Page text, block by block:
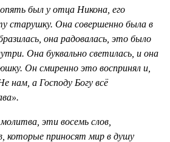
был у отца Никона, его
старушку. Она совершенно была в
она радовалась, это было
Она буквально светилась, и она
Он смиренно это воспринял и,
нам, а Господу Богу всё
эти восемь слов,
которые приносят мир в душу